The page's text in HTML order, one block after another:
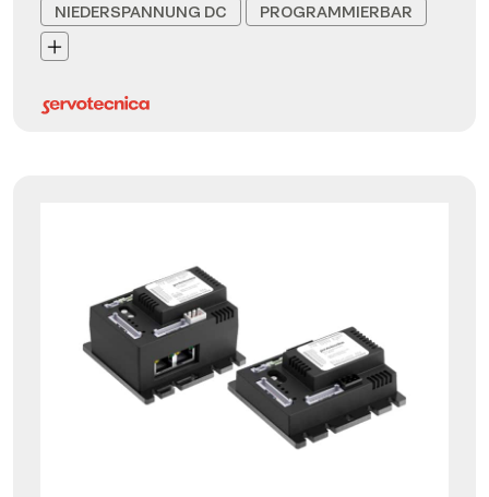
NIEDERSPANNUNG DC
PROGRAMMIERBAR